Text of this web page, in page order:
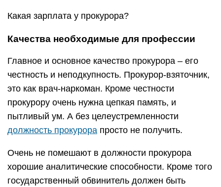
Какая зарплата у прокурора?
Качества необходимые для профессии
Главное и основное качество прокурора – его
честность и неподкупность. Прокурор-взяточник,
это как врач-наркоман. Кроме честности
прокурору очень нужна цепкая память, и
пытливый ум. А без целеустремленности
должность прокурора просто не получить.
Очень не помешают в должности прокурора
хорошие аналитические способности. Кроме того
государственный обвинитель должен быть